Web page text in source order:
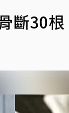
斷30